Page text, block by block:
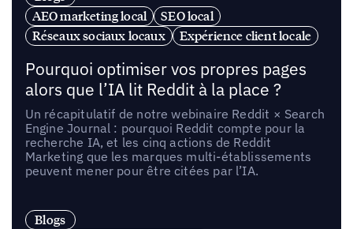
AEO marketing local
SEO local
Réseaux sociaux locaux
Expérience client locale
Pourquoi optimiser vos propres pages
alors que l’IA lit Reddit à la place ?
Un récapitulatif de notre webinaire Reddit × Search
Engine Journal : pourquoi Reddit compte pour la
recherche IA, et les cinq actions de Reddit
Marketing que les marques multi-établissements
peuvent mener pour être citées par l’IA.
Blogs